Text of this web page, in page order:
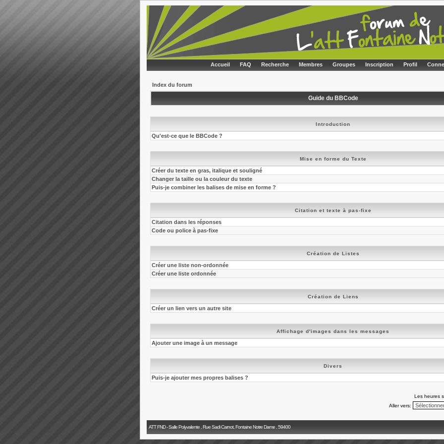
Accueil FAQ Recherche Membres Groupes Inscription Profil
Index du forum
Guide du BBCode
Introduction
Qu'est-ce que le BBCode ?
Mise en forme du Texte
Créer du texte en gras, italique et souligné
Changer la taille ou la couleur du texte
Puis-je combiner les balises de mise en forme ?
Citation et texte à pas-fixe
Citation dans les réponses
Code ou police à pas-fixe
Création de Listes
Créer une liste non-ordonnée
Créer une liste ordonnée
Création de Liens
Créer un lien vers un autre site
Affichage d'images dans les messages
Ajouter une image à un message
Divers
Puis-je ajouter mes propres balises ?
Les heures
Aller vers:
ATT FND - Salle Polyvalente , Rue Sadi Carnot, Fontaine Notre Dame , 59400